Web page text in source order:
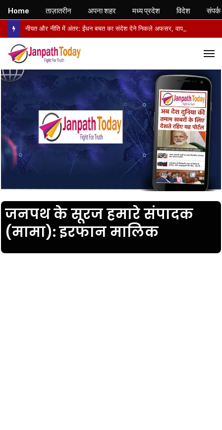
जनपथ के सूरज हमारे संपादक
(मामा): इरफान मालिक
Home ताज़ातरीन अपना शहर मध्य प्रदेश विदेश संपर्क